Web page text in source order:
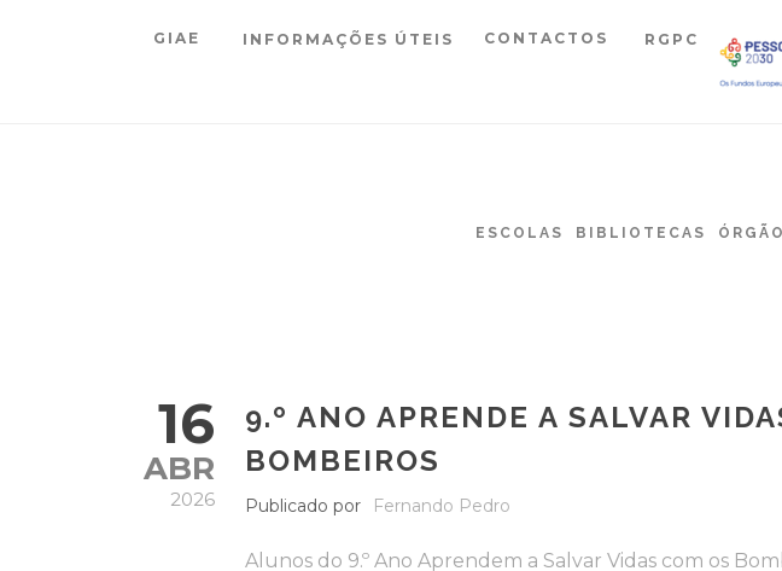
GIAE INFORMAÇÕES ÚTEIS CONTACTOS RGPC
ESCOLAS BIBLIOTECAS
16
ABR
2026
9.º ANO APRENDE A SALVAR
BOMBEIROS
Publicado por Fernando Pedro
Alunos do 9.º Ano Aprendem a Salvar Vidas com os